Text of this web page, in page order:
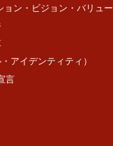
ン・ビジョン・バリュー
アイデンティティ）
言